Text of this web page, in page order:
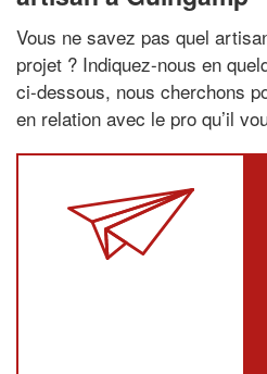
Vous ne savez pas quel
projet ? Indiquez-nous en
ci-dessous, nous cherchons
en relation avec le pro qu’il